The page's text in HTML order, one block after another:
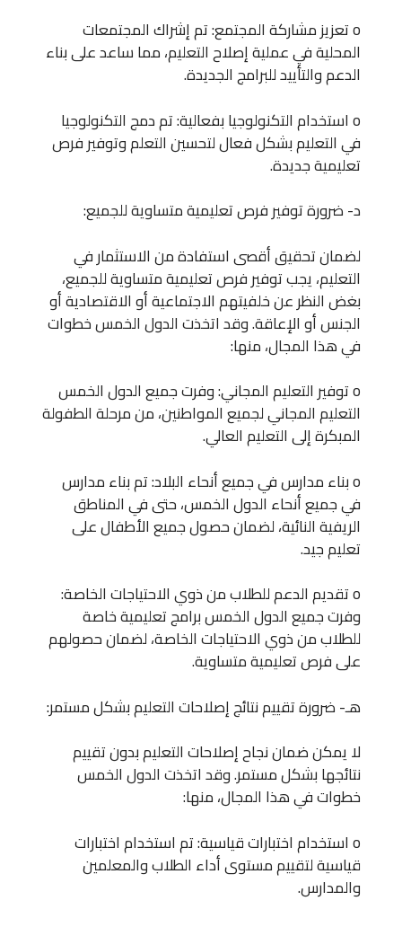
o تعزيز مشاركة المجتمع: تم إشراك المجتمعات
المحلية في عملية إصلاح التعليم، مما ساعد على بناء
الدعم والتأييد للبرامج الجديدة.
o استخدام التكنولوجيا بفعالية: تم دمج التكنولوجيا
في التعليم بشكل فعال لتحسين التعلم وتوفير فرص
تعليمية جديدة.
د- ضرورة توفير فرص تعليمية متساوية للجميع:
لضمان تحقيق أقصى استفادة من الاستثمار في
التعليم، يجب توفير فرص تعليمية متساوية للجميع،
بغض النظر عن خلفيتهم الاجتماعية أو الاقتصادية أو
الجنس أو الإعاقة. وقد اتخذت الدول الخمس خطوات
في هذا المجال، منها:
o توفير التعليم المجاني: وفرت جميع الدول الخمس
التعليم المجاني لجميع المواطنين، من مرحلة الطفولة
المبكرة إلى التعليم العالي.
o بناء مدارس في جميع أنحاء البلاد: تم بناء مدارس
في جميع أنحاء الدول الخمس، حتى في المناطق
الريفية النائية، لضمان حصول جميع الأطفال على
تعليم جيد.
o تقديم الدعم للطلاب من ذوي الاحتياجات الخاصة:
وفرت جميع الدول الخمس برامج تعليمية خاصة
للطلاب من ذوي الاحتياجات الخاصة، لضمان حصولهم
على فرص تعليمية متساوية.
هـ- ضرورة تقييم نتائج إصلاحات التعليم بشكل مستمر:
لا يمكن ضمان نجاح إصلاحات التعليم بدون تقييم
نتائجها بشكل مستمر. وقد اتخذت الدول الخمس
خطوات في هذا المجال، منها:
o استخدام اختبارات قياسية: تم استخدام اختبارات
قياسية لتقييم مستوى أداء الطلاب والمعلمين
والمدارس.